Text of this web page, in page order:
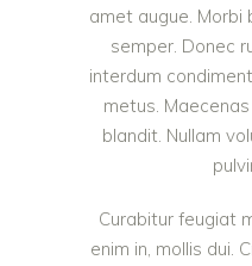
amet augue. Morbi
semper. Donec
interdum
metus.
blandit. Nullam
Curabitur feugiat
enim in, mollis dui.